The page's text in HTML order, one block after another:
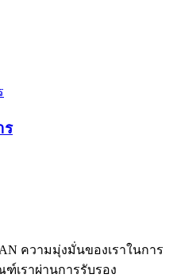
ร
ความมุ่งมั่นของเราในการ
เราผ่านการรับรอง